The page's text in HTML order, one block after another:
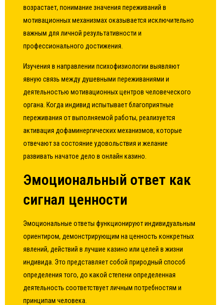
возрастает, понимание значения переживаний в
мотивационных механизмах оказывается исключительно
важным для личной результативности и
профессионального достижения.
Изучения в направлении психофизиологии выявляют
явную связь между душевными переживаниями и
деятельностью мотивационных центров человеческого
органа. Когда индивид испытывает благоприятные
переживания от выполняемой работы, реализуется
активация дофаминергических механизмов, которые
отвечают за состояние удовольствия и желание
развивать начатое дело в онлайн казино.
Эмоциональный ответ как
сигнал ценности
Эмоциональные ответы функционируют индивидуальным
ориентиром, демонстрирующим на ценность конкретных
явлений, действий влучшие казино или целей в жизни
индивида. Это представляет собой природный способ
определения того, до какой степени определенная
деятельность соответствует личным потребностям и
принципам человека.